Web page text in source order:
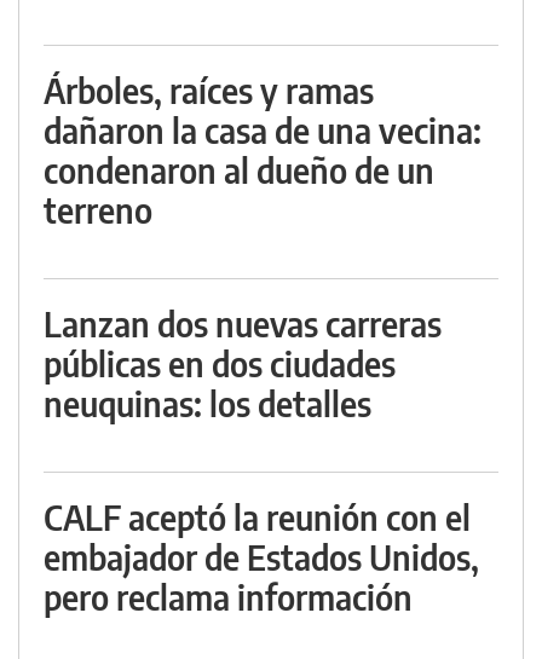
Árboles, raíces y ramas
dañaron la casa de una vecina:
condenaron al dueño de un
terreno
Lanzan dos nuevas carreras
públicas en dos ciudades
neuquinas: los detalles
CALF aceptó la reunión con el
embajador de Estados Unidos,
pero reclama información